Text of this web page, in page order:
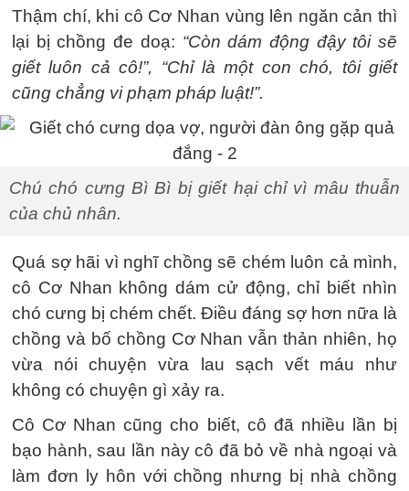
Thậm chí, khi cô Cơ Nhan vùng lên ngăn cản thì
lại bị chồng đe doạ: “Còn dám động đậy tôi sẽ
giết luôn cả cô!”, “Chỉ là một con chó, tôi giết
cũng chẳng vi phạm pháp luật!”.
Chú chó cưng Bì Bì bị giết hại chỉ vì mâu thuẫn
của chủ nhân.
Quá sợ hãi vì nghĩ chồng sẽ chém luôn cả mình,
cô Cơ Nhan không dám cử động, chỉ biết nhìn
chó cưng bị chém chết. Điều đáng sợ hơn nữa là
chồng và bố chồng Cơ Nhan vẫn thản nhiên, họ
vừa nói chuyện vừa lau sạch vết máu như
không có chuyện gì xảy ra.
Cô Cơ Nhan cũng cho biết, cô đã nhiều lần bị
bạo hành, sau lần này cô đã bỏ về nhà ngoại và
làm đơn ly hôn với chồng nhưng bị nhà chồng